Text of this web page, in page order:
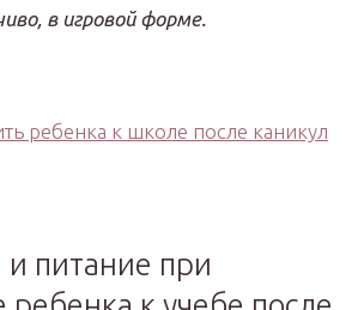
в игровой форме.
питание при